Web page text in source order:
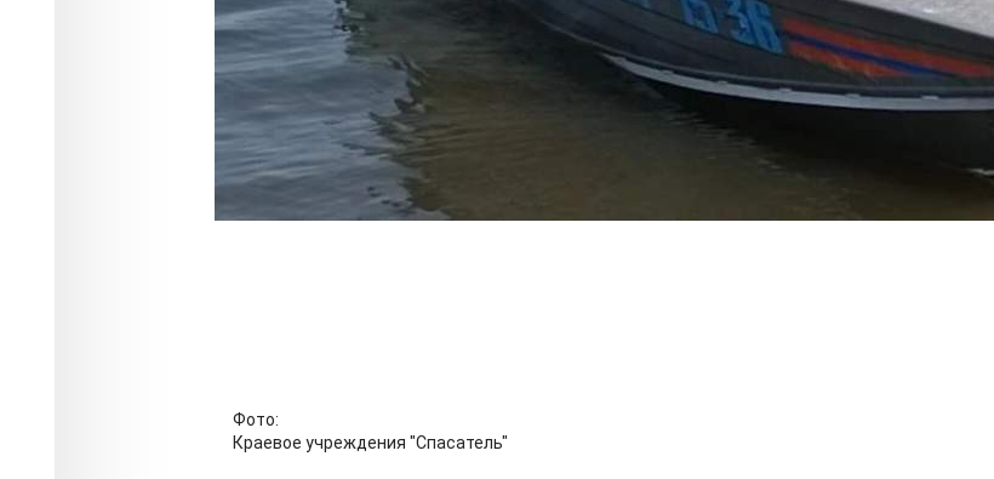
Фото:
Краевое учреждения "Спасатель"